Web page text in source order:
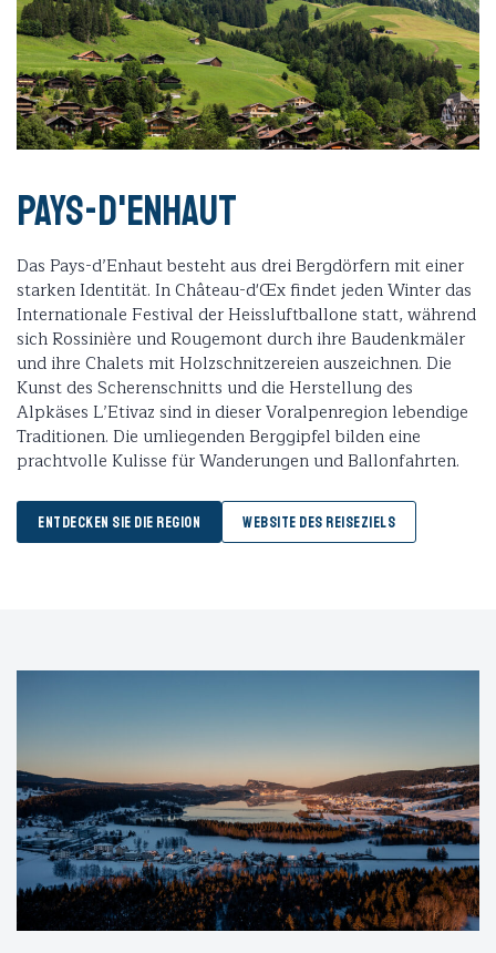
Pays-d'Enhaut
Das Pays-d’Enhaut besteht aus drei Bergdörfern mit einer
starken Identität. In Château-d'Œx findet jeden Winter das
Internationale Festival der Heissluftballone statt, während
sich Rossinière und Rougemont durch ihre Baudenkmäler
und ihre Chalets mit Holzschnitzereien auszeichnen. Die
Kunst des Scherenschnitts und die Herstellung des
Alpkäses L’Etivaz sind in dieser Voralpenregion lebendige
Traditionen. Die umliegenden Berggipfel bilden eine
prachtvolle Kulisse für Wanderungen und Ballonfahrten.
ENTDECKEN SIE DIE REGION WEBSITE DES REISEZIELS